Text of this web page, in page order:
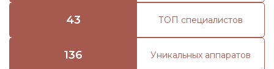
43 ТОП специалистов
136 Уникальных аппаратов